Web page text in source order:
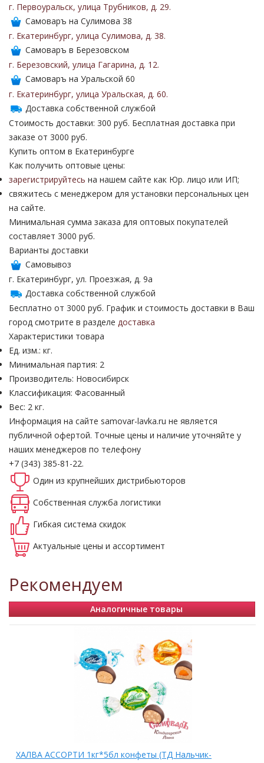
г. Первоуральск, улица Трубников, д. 29.
Самоваръ на Сулимова 38
г. Екатеринбург, улица Сулимова, д. 38.
Самоваръ в Березовском
г. Березовский, улица Гагарина, д. 12.
Самоваръ на Уральской 60
г. Екатеринбург, улица Уральская, д. 60.
Доставка собственной службой
Стоимость доставки: 300 руб. Бесплатная доставка при
заказе от 3000 руб.
Купить оптом в Екатеринбурге
Как получить оптовые цены:
зарегистрируйтесь на нашем сайте как Юр. лицо или ИП;
свяжитесь с менеджером для установки персональных цен
на сайте.
Минимальная сумма заказа для оптовых покупателей
составляет 3000 руб.
Варианты доставки
Самовывоз
г. Екатеринбург, ул. Проезжая, д. 9а
Доставка собственной службой
Бесплатно от 3000 руб. График и стоимость доставки в Ваш
город смотрите в разделе доставка
Характеристики товара
Ед. изм.: кг.
Минимальная партия: 2
Производитель: Новосибирск
Классификация: Фасованный
Вес: 2 кг.
Информация на сайте samovar-lavka.ru не является
публичной офертой. Точные цены и наличие уточняйте у
наших менеджеров по телефону
+7 (343) 385-81-22.
Один из крупнейших дистрибьюторов
Собственная служба логистики
Гибкая система скидок
Актуальные цены и ассортимент
Рекомендуем
Аналогичные товары
ХАЛВА АССОРТИ 1кг*5бл конфеты (ТД Нальчик-